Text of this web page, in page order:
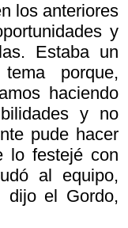
los anteriores
y
Estaba un
porque,
haciendo
y no
pude hacer
lo festejé con
al equipo,
dijo el Gordo,